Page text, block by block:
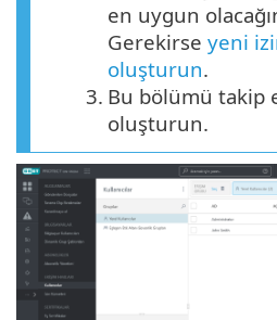
en uygun
Gerekirse yeni
oluşturun.
3. Bu bölümü takip
oluşturun.